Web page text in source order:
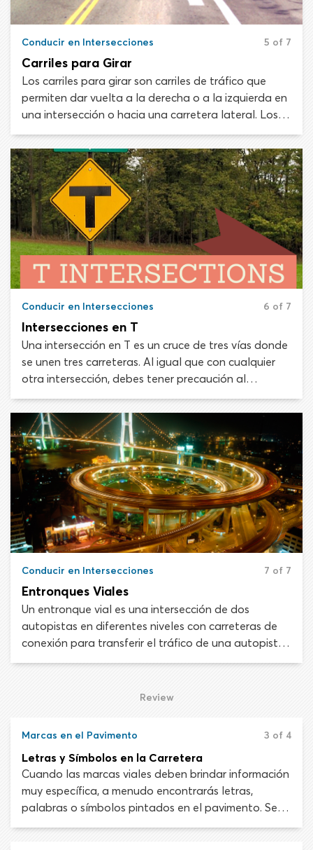
Conducir en Intersecciones 5 of 7
Carriles para Girar
Los carriles para girar son carriles de tráfico que
permiten dar vuelta a la derecha o a la izquierda en
una intersección o hacia una carretera lateral. Los
carriles para girar están controlados por señales de
tránsito y marcas en el pavimento que te muestran
la dirección de viaje desde el carril.
Conducir en Intersecciones 6 of 7
Intersecciones en T
Una intersección en T es un cruce de tres vías donde
se unen tres carreteras. Al igual que con cualquier
otra intersección, debes tener precaución al
aproximarte, reducir la velocidad y estar atento a
otro tráfico y a peatones incluso cuando viajes por
la carretera directa y tengas el derecho de paso.
Conducir en Intersecciones 7 of 7
Entronques Viales
Un entronque vial es una intersección de dos
autopistas en diferentes niveles con carreteras de
conexión para transferir el tráfico de una autopista
a otra a través de rampas. Las rampas de conexión
entrar en otra de manera segura sin obstaculizar el
Review
Marcas en el Pavimento 3 of 4
Letras y Símbolos en la Carretera
Cuando las marcas viales deben brindar información
muy específica, a menudo encontrarás letras,
palabras o símbolos pintados en el pavimento. Se
pueden utilizar letras y símbolos en el pavimento